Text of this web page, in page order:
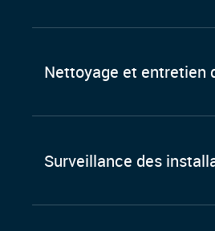
Nettoyage et entretien
Surveillance des